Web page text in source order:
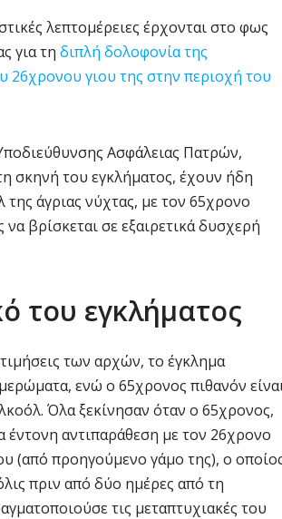
λεπτομέρειες έρχονται στο φως
για τη διπλή δολοφονία της
26χρονου γιου της στην περιοχή του
Ασφάλειας Πατρών,
σκηνή του εγκλήματος, έχουν ήδη
της άγριας νύχτας, με τον 65χρονο
να βρίσκεται σε εξαιρετικά δυσχερή
του εγκλήματος
των αρχών, το έγκλημα
ενώ ο 65χρονος πιθανόν
Όλα ξεκίνησαν όταν ο 65χρονος,
έντονη αντιπαράθεση με τον 26χρονο
(από προηγούμενο γάμο της), ο
πριν από δύο ημέρες από τη
τις μεταπτυχιακές του